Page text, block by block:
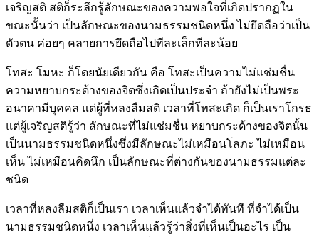
เจริญสติ สติก็ระลึกรู้ลักษณะของความพอใจที่เกิดปรากฏใน
ขณะนั้นว่า เป็นลักษณะของนามธรรมชนิดหนึ่ง ไม่ยึดถือว่าเป็น
ตัวตน ค่อยๆ คลายการยึดถือไปทีละเล็กทีละน้อย
โทสะ โมหะ ก็โดยนัยเดียวกัน คือ โทสะเป็นความไม่แช่มชื่น
ความหยาบกระด้างของจิตซึ่งเกิดเป็นประจำ ถ้ายังไม่เป็นพระ
อนาคามีบุคคล แต่ผู้ที่หลงลืมสติ เวลาที่โทสะเกิด ก็เป็นเราโกรธ
แต่ผู้เจริญสติรู้ว่า ลักษณะที่ไม่แช่มชื่น หยาบกระด้างของจิตนั้น
เป็นนามธรรมชนิดหนึ่งซึ่งมีลักษณะไม่เหมือนโลภะ ไม่เหมือน
เห็น ไม่เหมือนคิดนึก เป็นลักษณะที่ต่างกันของนามธรรมแต่ละ
ชนิด
เวลาที่หลงลืมสติก็เป็นเรา เวลาเห็นแล้วจำได้ทันที ที่จำได้เป็น
นามธรรมชนิดหนึ่ง เวลาเห็นแล้วรู้ว่าสิ่งที่เห็นเป็นอะไร เป็น